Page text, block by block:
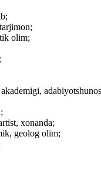
olim;
xonanda;
geolog olim;